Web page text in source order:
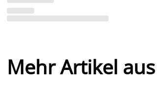
Mehr Artikel